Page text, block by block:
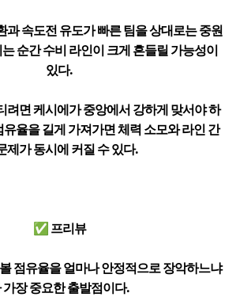
과 속도전 유도가 빠른 팀을 상대로는 중원
순간 수비 라인이 크게 흔들릴 가능성이
있다.
려면 케시에가 중앙에서 강하게 맞서야 하
율을 길게 가져가면 체력 소모와 라인 간
제가 동시에 커질 수 있다.
✅ 프리뷰
점유율을 얼마나 안정적으로 장악하느냐
가장 중요한 출발점이다.